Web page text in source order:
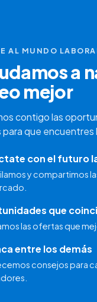
AL MUNDO
a
mejor
contigo las
que encuentres
con el futuro
y compartimos
que
las ofertas que
entre los demás
consejos para